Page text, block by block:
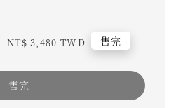
Regular
NT$ 3,480 TWD 售完
售完